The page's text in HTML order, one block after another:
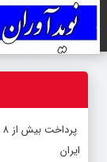
ایران